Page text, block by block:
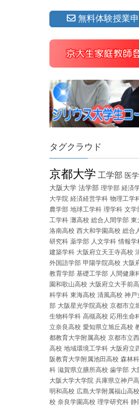
無料体験授業
タグクラウド
京都大学 工学部 医
大阪大学 法学部 理学部 経済
大学院 経済経営学科 物理工学
農学部 地球工学科 理学科 文学
工学科 灘高校 総合人間学部 東
洛南高校 西大和学園高校 総合
研究科 薬学部 人文学科 情報学
建築学科 大阪府立天王寺高校
外国語学部 甲陽学院高校 大阪
教育学部 基礎工学部 人間健康
園和歌山高校 大阪府立大手前
科学科 東海高校 清風高校 神戸
部 大阪星光学院高校 京都市立
生物科学科 高槻高校 応用生命
立奈良高校 愛知県立旭丘高校
都教育大学附属高校 京都市立
高校 地域環境工学科 大阪府立
阪教育大学附属池田高校 森林
科 滋賀県立膳所高校 歯学部 大
大阪大学大学院 兵庫県立神戸
明和高校 広島大学附属福山高校
校 奈良学園高校 理学研究科 静